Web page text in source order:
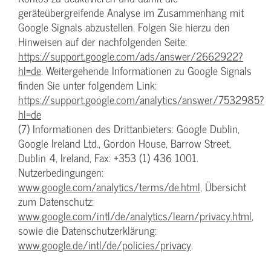
geräteübergreifende Analyse im Zusammenhang mit
Google Signals abzustellen. Folgen Sie hierzu den
Hinweisen auf der nachfolgenden Seite:
https://support.google.com/ads/answer/2662922?
hl=de. Weitergehende Informationen zu Google Signals
finden Sie unter folgendem Link:
https://support.google.com/analytics/answer/7532985?
hl=de
(7) Informationen des Drittanbieters: Google Dublin,
Google Ireland Ltd., Gordon House, Barrow Street,
Dublin 4, Ireland, Fax: +353 (1) 436 1001.
Nutzerbedingungen:
www.google.com/analytics/terms/de.html, Übersicht
zum Datenschutz:
www.google.com/intl/de/analytics/learn/privacy.html,
sowie die Datenschutzerklärung:
www.google.de/intl/de/policies/privacy.